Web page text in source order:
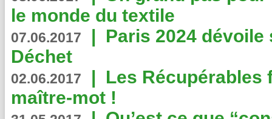
le monde du textile
07.06.2017 | Paris 2024
Déchet
02.06.2017 | Les Récupérables
maître-mot !